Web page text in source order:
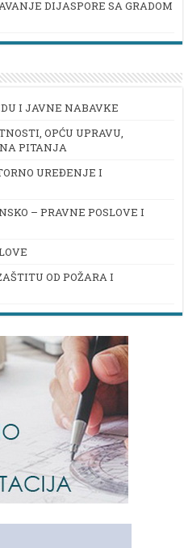
DIJASPORE SA GRADOM
I JAVNE NABAVKE
OPĆU UPRAVU,
PITANJA
UREĐENJE I
– PRAVNE POSLOVE I
OD POŽARA I